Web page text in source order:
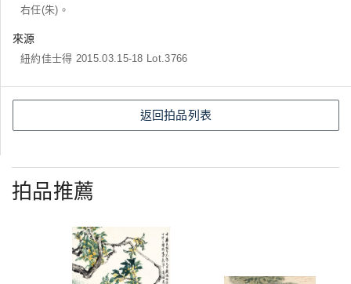
右任(朱)。
來源
紐約佳士得 2015.03.15-18 Lot.3766
返回拍品列表
拍品推薦